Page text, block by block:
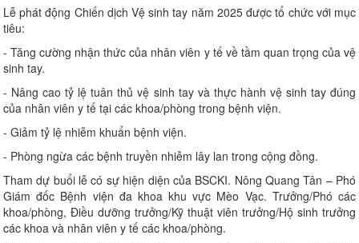
Lễ phát động Chiến dịch Vệ sinh tay năm 2025 được tổ chức với mục
tiêu:
- Tăng cường nhận thức của nhân viên y tế về tầm quan trọng của vệ
sinh tay.
- Nâng cao tỷ lệ tuân thủ vệ sinh tay và thực hành vệ sinh tay đúng
của nhân viên y tế tại các khoa/phòng trong bệnh viện.
- Giảm tỷ lệ nhiễm khuẩn bệnh viện.
- Phòng ngừa các bệnh truyền nhiễm lây lan trong cộng đồng.
Tham dự buổi lễ có sự hiện diện của BSCKI. Nông Quang Tân – Phó
Giám đốc Bệnh viện đa khoa khu vực Mèo Vạc. Trưởng/Phó các
khoa/phòng, Điều dưỡng trưởng/Kỹ thuật viên trưởng/Hộ sinh trưởng
các khoa và nhân viên y tế các khoa/phòng.